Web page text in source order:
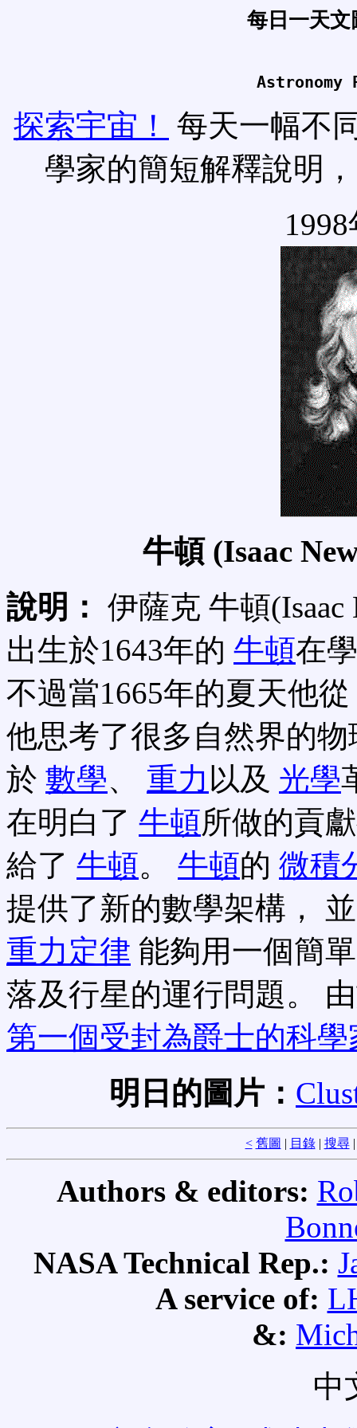
每日一天
探索宇宙！
每天一幅不
學家的簡短解釋說明
牛頓 (Isaac
說明： 伊薩克 牛頓
出生於1643年的 牛頓在
不過當1665年的夏天他從
他思考了很多自然界的
於 數學、 重力 以及 光學
在明白了 牛頓所做的貢
給了 牛頓。 牛頓的 微積
提供了新的數學架構，
重力定律 能夠用一個簡
落及行星的運行問題。
第一個受封為爵士的科學
明日的圖片：
< 舊圖 | 目錄| 搜尋
Authors & editors:
NASA Technical Rep.:
A service of:
&:
中